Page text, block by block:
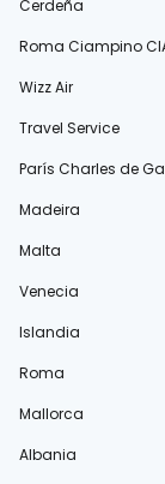
Cerdeña
Roma Ciampino
Wizz Air
Travel Service
París Charles de
Madeira
Malta
Venecia
Islandia
Roma
Mallorca
Albania